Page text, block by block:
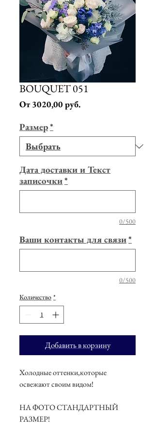
BOUQUET 051
От 3020,00 руб.Спеццена
Размер*
Дата доставки и Текст
записочки*
0/500
Ваши контакты для связи*
0/500
Количество *
Добавить в корзину
Холодные оттенки,которые
освежают своим видом!
НА ФОТО СТАНДАРТНЫЙ
РАЗМЕР!